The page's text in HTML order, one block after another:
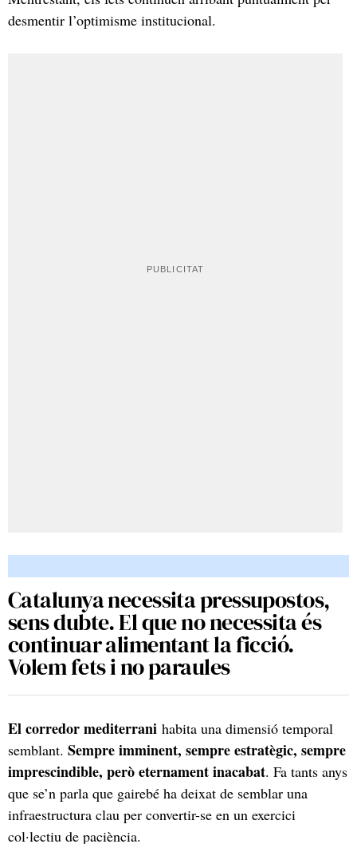
desmentir l’optimisme institucional.
Catalunya necessita pressupostos,
sens dubte. El que no necessita és
continuar alimentant la ficció.
Volem fets i no paraules
El corredor mediterrani habita una dimensió temporal
semblant. Sempre imminent, sempre estratègic, sempre
imprescindible, però eternament inacabat. Fa tants anys
que se’n parla que gairebé ha deixat de semblar una
infraestructura clau per convertir-se en un exercici
col·lectiu de paciència.